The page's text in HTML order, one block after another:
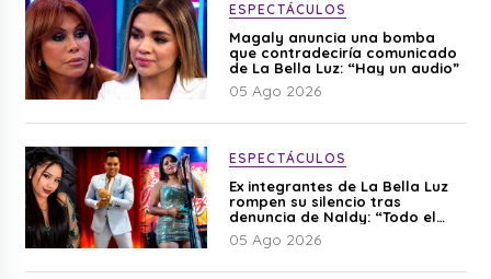
ESPECTÁCULOS
Magaly anuncia una bomba
que contradeciría comunicado
de La Bella Luz: “Hay un audio”
05 Ago 2026
ESPECTÁCULOS
Ex integrantes de La Bella Luz
rompen su silencio tras
denuncia de Naldy: “Todo el
mundo lo sabía”
05 Ago 2026